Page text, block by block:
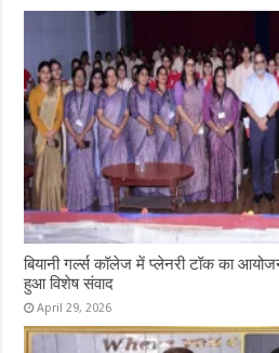
बियानी गर्ल्स कॉलेज में प्लेनरी टॉक का
हुआ विशेष संवाद
April 29, 2026